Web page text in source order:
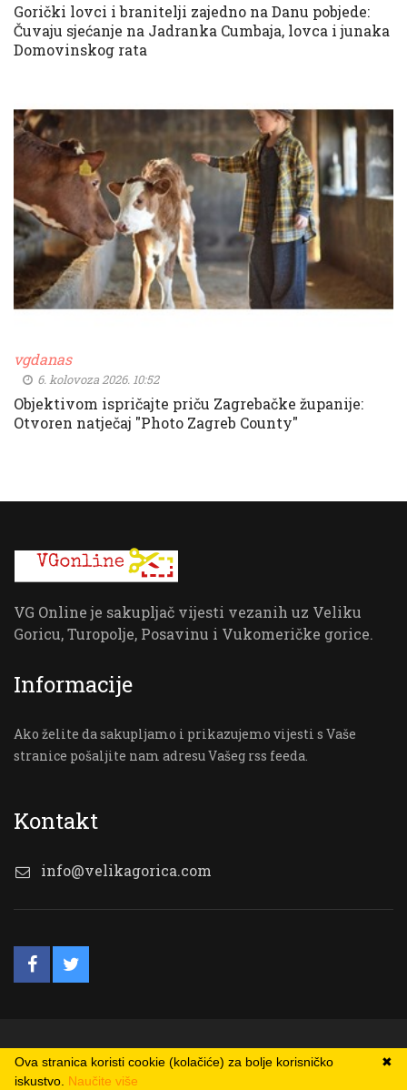
Gorički lovci i branitelji zajedno na Danu pobjede:
Čuvaju sjećanje na Jadranka Cumbaja, lovca i junaka
Domovinskog rata
vgdanas
6. kolovoza 2026. 10:52
Objektivom ispričajte priču Zagrebačke županije:
Otvoren natječaj "Photo Zagreb County"
VG Online je sakupljač vijesti vezanih uz Veliku
Goricu, Turopolje, Posavinu i Vukomeričke gorice.
Informacije
Ako želite da sakupljamo i prikazujemo vijesti s Vaše
stranice pošaljite nam adresu Vašeg rss feeda.
Kontakt
info@velikagorica.com
© VG Online ✖
Ova stranica koristi cookie (kolačiće) za bolje korisničko
iskustvo. Naučite više